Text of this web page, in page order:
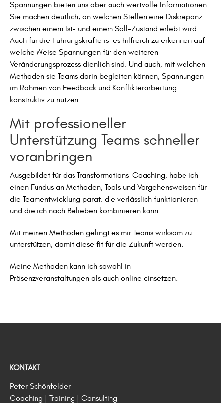
Spannungen bieten uns aber auch wertvolle Informationen.
Sie machen deutlich, an welchen Stellen eine Diskrepanz
zwischen einem Ist- und einem Soll-Zustand erlebt wird.
Auch für die Führungskräfte ist es hilfreich zu erkennen auf
welche Weise Spannungen für den weiteren
Veränderungsprozess dienlich sind. Und auch, mit welchen
Methoden sie Teams darin begleiten können, Spannungen
im Rahmen von Feedback und Konflikterarbeitung
konstruktiv zu nutzen.
Mit professioneller
Unterstützung Teams schneller
voranbringen
Ausgebildet für das Transformations-Coaching, habe ich
einen Fundus an Methoden, Tools und Vorgehensweisen für
die Teamentwicklung parat, die verlässlich funktionieren
und die ich nach Belieben kombinieren kann.
Mit meinen Methoden gelingt es mir Teams wirksam zu
unterstützen, damit diese fit für die Zukunft werden.
Meine Methoden kann ich sowohl in
Präsenzveranstaltungen als auch online einsetzen.
KONTAKT
Peter Schönfelder
Coaching | Training | Consulting